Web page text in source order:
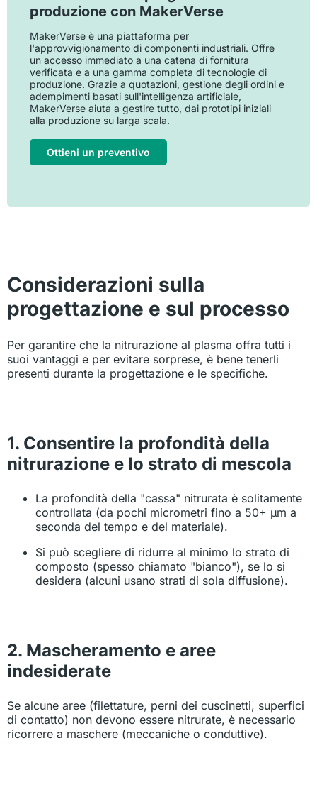
produzione con MakerVerse
MakerVerse è una piattaforma per
l'approvvigionamento di componenti industriali. Offre
un accesso immediato a una catena di fornitura
verificata e a una gamma completa di tecnologie di
produzione. Grazie a quotazioni, gestione degli ordini e
adempimenti basati sull'intelligenza artificiale,
MakerVerse aiuta a gestire tutto, dai prototipi iniziali
alla produzione su larga scala.
Ottieni un preventivo
Considerazioni sulla
progettazione e sul processo
Per garantire che la nitrurazione al plasma offra tutti i
suoi vantaggi e per evitare sorprese, è bene tenerli
presenti durante la progettazione e le specifiche.
1. Consentire la profondità della
nitrurazione e lo strato di mescola
La profondità della "cassa" nitrurata è solitamente
controllata (da pochi micrometri fino a 50+ µm a
seconda del tempo e del materiale).
Si può scegliere di ridurre al minimo lo strato di
composto (spesso chiamato "bianco"), se lo si
desidera (alcuni usano strati di sola diffusione).
2. Mascheramento e aree
indesiderate
Se alcune aree (filettature, perni dei cuscinetti, superfici
di contatto) non devono essere nitrurate, è necessario
ricorrere a maschere (meccaniche o conduttive).